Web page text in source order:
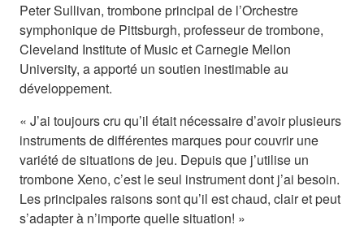
Peter Sullivan, trombone principal de l’Orchestre
symphonique de Pittsburgh, professeur de trombone,
Cleveland Institute of Music et Carnegie Mellon
University, a apporté un soutien inestimable au
développement.
« J’ai toujours cru qu’il était nécessaire d’avoir plusieurs
instruments de différentes marques pour couvrir une
variété de situations de jeu. Depuis que j’utilise un
trombone Xeno, c’est le seul instrument dont j’ai besoin.
Les principales raisons sont qu’il est chaud, clair et peut
s’adapter à n’importe quelle situation! »